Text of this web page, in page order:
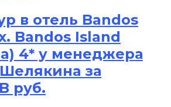
в отель Bandos
Bandos Island
4* у менеджера
за
руб.